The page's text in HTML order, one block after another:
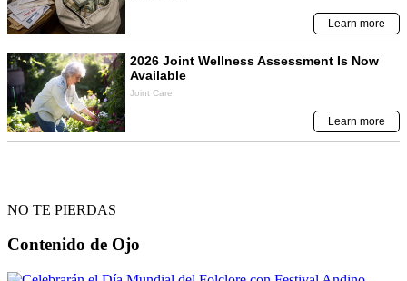
NO TE PIERDAS
Contenido de Ojo